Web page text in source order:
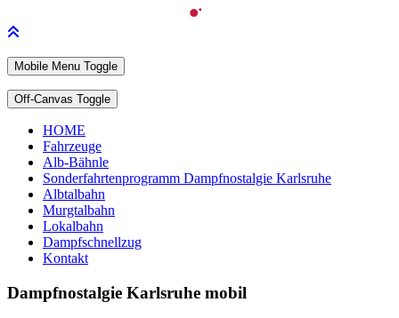
Mobile Menu Toggle
Off-Canvas Toggle
HOME
Fahrzeuge
Alb-Bähnle
Sonderfahrtenprogramm Dampfnostalgie Karlsruhe
Albtalbahn
Murgtalbahn
Lokalbahn
Dampfschnellzug
Kontakt
Dampfnostalgie Karlsruhe mobil